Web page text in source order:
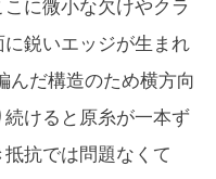
に微小な欠けやクラ
鋭いエッジが生まれ
んだ構造のため横方向
けると原糸が一本ず
抗では問題なくて